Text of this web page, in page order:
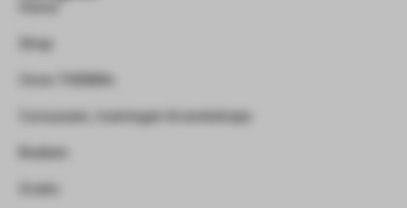
Shop
Onze THEMA’s
Cursussen, trainingen & workshops
Boeken
Gratis